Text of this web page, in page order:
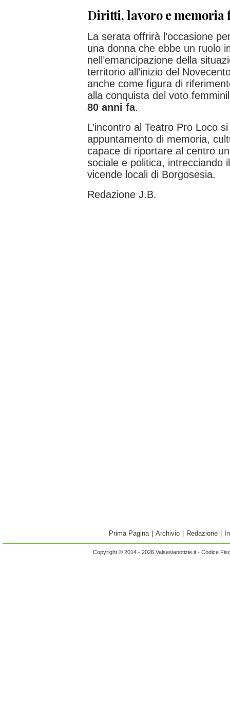
Diritti, lavoro e memoria
La serata offrirà l’occasione
una donna che ebbe un ruolo
nell’emancipazione della
territorio all’inizio del
anche come figura di
alla conquista del voto
80 anni fa.
L’incontro al Teatro Pro Loco
appuntamento di memoria,
capace di riportare al centro
sociale e politica, intrecciando
vicende locali di Borgosesia.
Redazione J.B.
Prima Pagina Archivio Redazione
Copyright © 2014 - 2026 Valsesianotizie.it - Codice